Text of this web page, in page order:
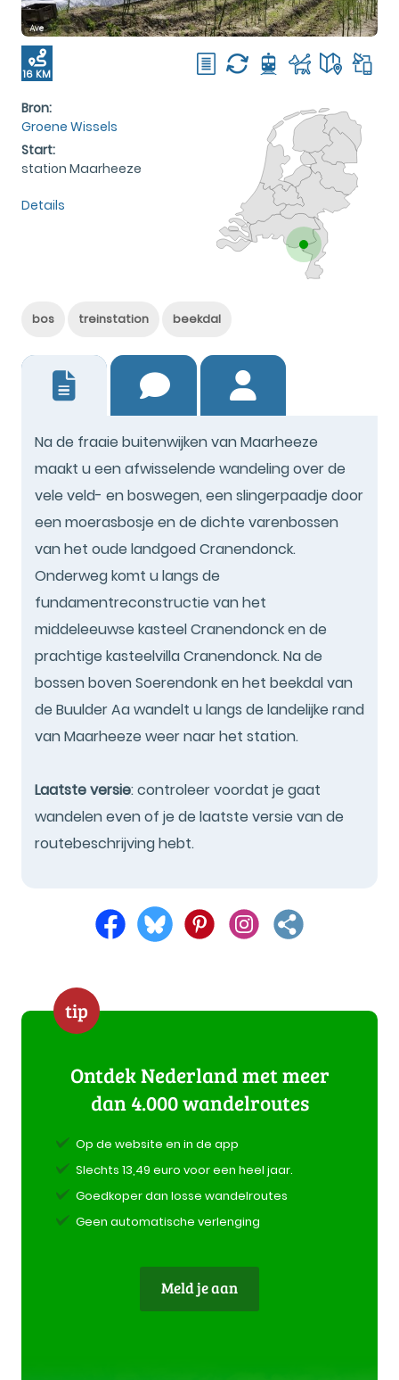
16 KM
Bron:
Groene Wissels
Start:
station Maarheeze
Details
bos treinstation beekdal
Na de fraaie buitenwijken van Maarheeze
maakt u een afwisselende wandeling over de
vele veld- en boswegen, een slingerpaadje door
een moerasbosje en de dichte varenbossen
van het oude landgoed Cranendonck.
Onderweg komt u langs de
fundamentreconstructie van het
middeleeuwse kasteel Cranendonck en de
prachtige kasteelvilla Cranendonck. Na de
bossen boven Soerendonk en het beekdal van
de Buulder Aa wandelt u langs de landelijke rand
van Maarheeze weer naar het station.
Laatste versie: controleer voordat je gaat
wandelen even of je de laatste versie van de
routebeschrijving hebt.
tip
Ontdek Nederland met meer
dan 4.000 wandelroutes
Op de website en in de app
Slechts 13,49 euro voor een heel jaar.
Goedkoper dan losse wandelroutes
Geen automatische verlenging
Meld je aan